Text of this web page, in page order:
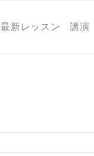
最新レッスン 講演